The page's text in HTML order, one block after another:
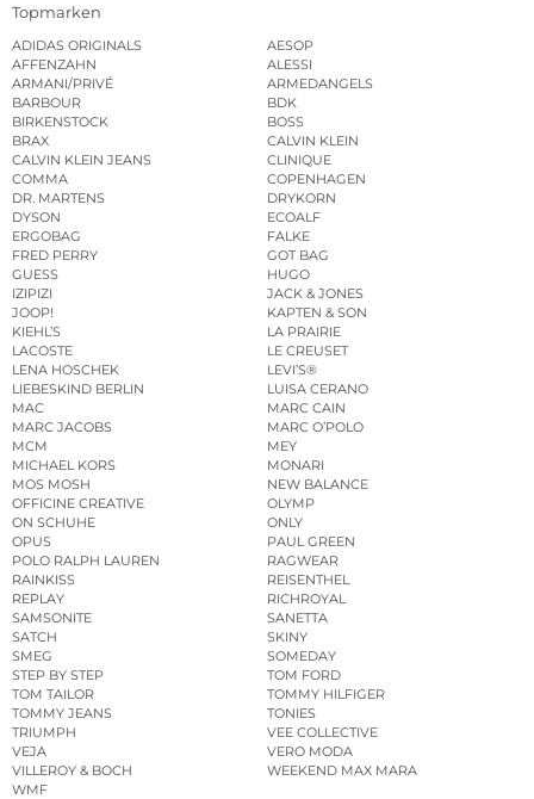
Topmarken
ADIDAS ORIGINALS
AESOP
AFFENZAHN
ALESSI
ARMANI/PRIVÉ
ARMEDANGELS
BARBOUR
BDK
BIRKENSTOCK
BOSS
BRAX
CALVIN KLEIN
CALVIN KLEIN JEANS
CLINIQUE
COMMA
COPENHAGEN
DR. MARTENS
DRYKORN
DYSON
ECOALF
ERGOBAG
FALKE
FRED PERRY
GOT BAG
GUESS
HUGO
IZIPIZI
JACK & JONES
JOOP!
KAPTEN & SON
KIEHL’S
LA PRAIRIE
LACOSTE
LE CREUSET
LENA HOSCHEK
LEVI’S®
LIEBESKIND BERLIN
LUISA CERANO
MAC
MARC CAIN
MARC JACOBS
MARC O’POLO
MCM
MEY
MICHAEL KORS
MONARI
MOS MOSH
NEW BALANCE
OFFICINE CREATIVE
OLYMP
ON SCHUHE
ONLY
OPUS
PAUL GREEN
POLO RALPH LAUREN
RAGWEAR
RAINKISS
REISENTHEL
REPLAY
RICHROYAL
SAMSONITE
SANETTA
SATCH
SKINY
SMEG
SOMEDAY
STEP BY STEP
TOM FORD
TOM TAILOR
TOMMY HILFIGER
TOMMY JEANS
TONIES
TRIUMPH
VEE COLLECTIVE
VEJA
VERO MODA
VILLEROY & BOCH
WEEKEND MAX MARA
WMF